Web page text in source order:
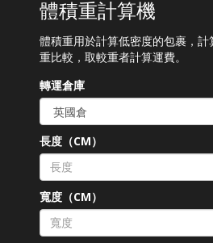
體積重計算機
體積重用於計算低密度的包裹，
重比較，取較重者計算運費。
轉運倉庫
長度（CM）
寬度（CM）